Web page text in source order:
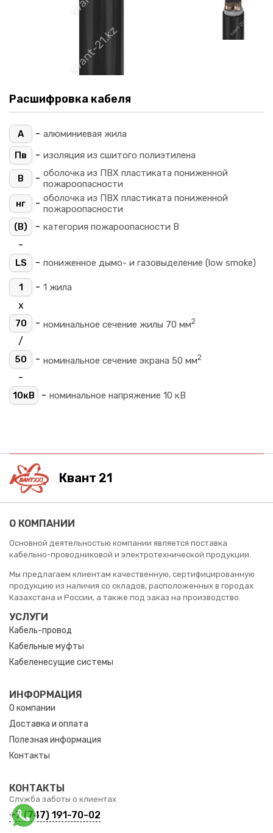
Расшифровка кабеля
А - алюминиевая жила
Пв
- изоляция из сшитого полиэтилена
В - оболочка из ПВХ пластиката пониженной
пожароопасности
нг
- оболочка из ПВХ пластиката пониженной
пожароопасности
(B)
- категория пожароопасности B
-
LS - пониженное дымо- и газовыделение (low smoke)
1 - 1 жила
х
70 - номинальное сечение жилы 70 мм2
/
50 - номинальное сечение экрана 50 мм2
-
10кВ - номинальное напряжение 10 кВ
Квант 21
О КОМПАНИИ
Основной деятельностью компании является поставка
кабельно-проводниковой и электротехнической продукции.
Мы предлагаем клиентам качественную, сертифицированную
продукцию из наличия со складов, расположенных в городах
Казахстана и России, а также под заказ на производство.
УСЛУГИ
Кабель-провод
Кабельные муфты
Кабеленесущие системы
ИНФОРМАЦИЯ
О компании
Доставка и оплата
Полезная информация
Контакты
КОНТАКТЫ
Служба заботы о клиентах
+7 (747) 191-70-02